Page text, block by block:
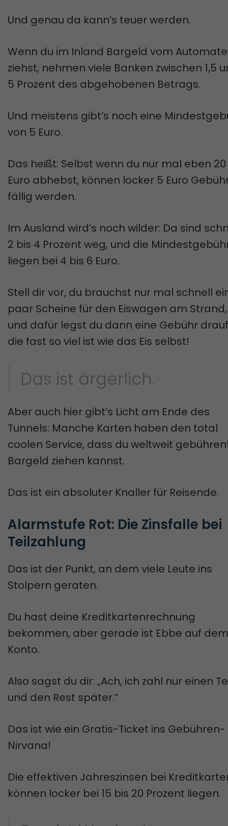
Und genau da kann’s teuer werden.
Wenn du im Inland Bargeld vom
ziehst, nehmen viele Banken zwischen 1,5
5 Prozent des abgehobenen Betrags.
Und meistens gibt’s noch eine
von 5 Euro.
Das heißt: Selbst wenn du nur mal eben 20
Euro abhebst, können locker 5 Euro
fällig werden.
Im Ausland wird’s noch wilder: Da sind
2 bis 4 Prozent weg, und die
liegen bei 4 bis 6 Euro.
Stell dir vor, du brauchst nur mal schnell
paar Scheine für den Eiswagen am Strand,
und dafür legst du dann eine Gebühr
die fast so viel ist wie das Eis selbst!
Das ist ärgerlich.
Aber auch hier gibt’s Licht am Ende des
Tunnels: Manche Karten haben den total
coolen Service, dass du weltweit
Bargeld ziehen kannst.
Das ist ein absoluter Knaller für Reisende.
Alarmstufe Rot: Die Zinsfalle bei
Teilzahlung
Das ist der Punkt, an dem viele Leute ins
Stolpern geraten.
Du hast deine Kreditkartenrechnung
bekommen, aber gerade ist Ebbe auf dem
Konto.
Also sagst du dir: „Ach, ich zahl nur einen
und den Rest später.”
Das ist wie ein Gratis-Ticket ins Gebühren-
Nirvana!
Die effektiven Jahreszinsen bei
können locker bei 15 bis 20 Prozent liegen.